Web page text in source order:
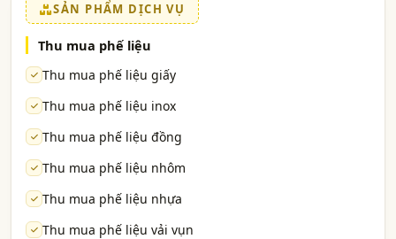
SẢN PHẨM DỊCH VỤ
Thu mua phế liệu
Thu mua phế liệu giấy
Thu mua phế liệu inox
Thu mua phế liệu đồng
Thu mua phế liệu nhôm
Thu mua phế liệu nhựa
Thu mua phế liệu vải vụn